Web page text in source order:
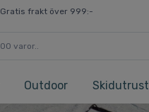
Gratis frakt över 999:-
Outdoor